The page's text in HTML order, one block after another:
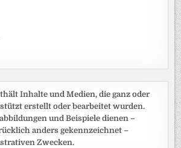
Inhalte und Medien, die ganz oder
erstellt oder bearbeitet wurden.
und Beispiele dienen –
anders gekennzeichnet –
Zwecken.